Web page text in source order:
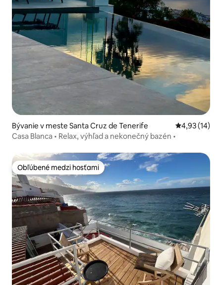
Bývanie v meste Santa Cruz de Tenerife Priemerné
4,93 (14)
Casa Blanca • Relax, výhľad a nekonečný bazén •
Obľúbené medzi hosťami
Obľúbené medzi hosťami